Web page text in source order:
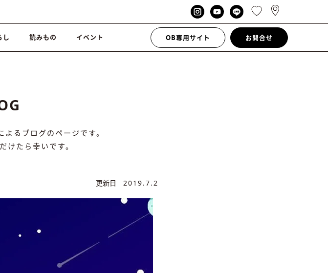
し 読みもの イベント OB専用サイト お問合せ
るブログのページです。
けたら幸いです。
更新日 2019.7.2